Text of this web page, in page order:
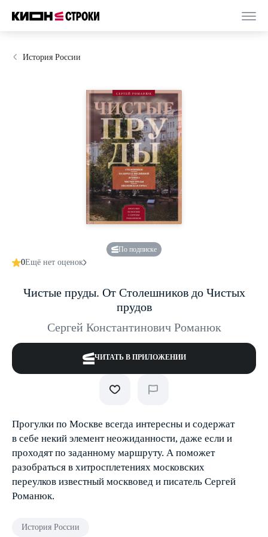
История России
По подписке
0Ещё нет оценок
Чистые пруды. От Столешников до Чистых
прудов
Сергей Константинович Романюк
ЧИТАТЬ В ПРИЛОЖЕНИИ
Прогулки по Москве всегда интересны и содержат
в себе некий элемент неожиданности, даже если и
проходят по заданному маршруту. А поможет
разобраться в хитросплетениях московских
переулков известный москвовед и писатель Сергей
Романюк.
История России